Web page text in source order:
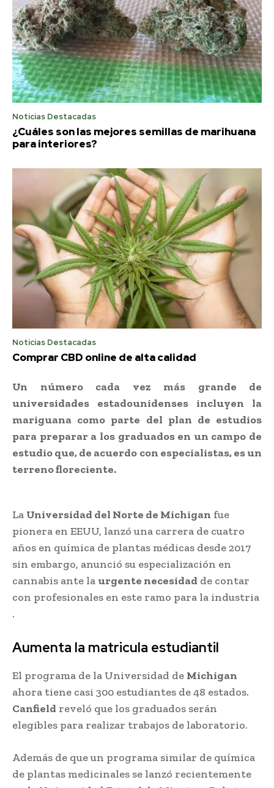
Noticias Destacadas
¿Cuáles son las mejores semillas de marihuana
para interiores?
Noticias Destacadas
Comprar CBD online de alta calidad
Un número cada vez más grande de
universidades estadounidenses incluyen la
mariguana como parte del plan de estudios
para preparar a los graduados en un campo de
estudio que, de acuerdo con especialistas, es un
terreno floreciente.
La Universidad del Norte de Michigan fue
pionera en EEUU, lanzó una carrera de cuatro
años en química de plantas médicas desde 2017
sin embargo, anunció su especialización en
cannabis ante la urgente necesidad de contar
con profesionales en este ramo para la industria
.
Aumenta la matricula estudiantil
El programa de la Universidad de Michigan
ahora tiene casi 300 estudiantes de 48 estados.
Canfield reveló que los graduados serán
elegibles para realizar trabajos de laboratorio.
Además de que un programa similar de química
de plantas medicinales se lanzó recientemente